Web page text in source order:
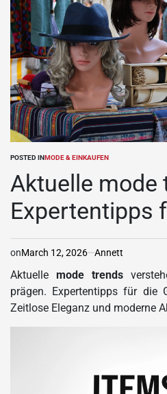
POSTED INMODE & EINKAUFEN
Aktuelle mode
Expertentipps
onMarch 12, 2026 Annett
Aktuelle mode trends
prägen. Expertentipps für die
Zeitlose Eleganz und moderne